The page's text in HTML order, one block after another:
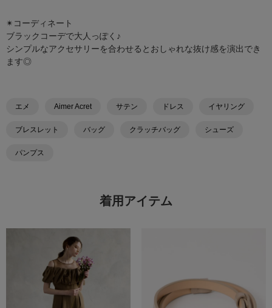
✴︎コーディネート
ブラックコーデで大人っぽく♪
シンプルなアクセサリーを合わせるとおしゃれな抜け感を演出でき
ます◎
エメ Aimer Acret サテン ドレス イヤリング
ブレスレット バッグ クラッチバッグ シューズ
パンプス
着用アイテム